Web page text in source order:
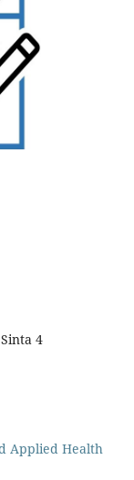
Sinta 4
Applied Health